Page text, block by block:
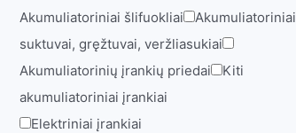
Akumuliatoriniai šlifuokliai
Akumuliatoriniai
suktuvai, gręžtuvai, veržliasukiai
Akumuliatorinių įrankių priedai
Kiti
akumuliatoriniai įrankiai
Elektriniai įrankiai